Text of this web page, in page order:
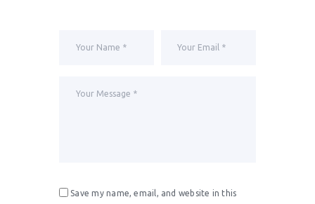
Save my name, email, and website in this